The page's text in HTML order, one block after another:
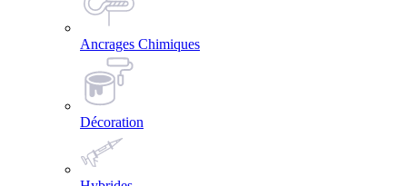
Ancrages Chimiques
Décoration